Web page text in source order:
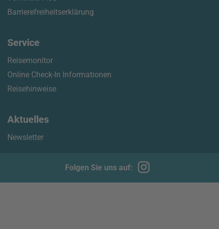
Barrierefreiheitserklärung
Service
Reisemonitor
Online Check-In Informationen
Reisehinweise
Aktuelles
Newsletter
Folgen Sie uns auf: